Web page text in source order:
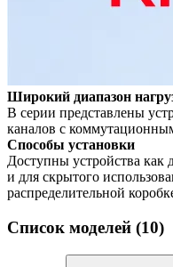
Широкий диапазон
В серии представлены
каналов с
Способы установки
Доступны устройства как
и для скрытого
раcпределительной
Список моделей (10)